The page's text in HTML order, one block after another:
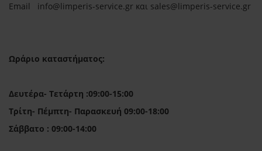
Email info@limperis-service.gr και sales@limperis-service.gr
Ωράριο καταστήματος:
Δευτέρα- Τετάρτη :09:00-15:00
Τρίτη- Πέμπτη- Παρασκευή 09:00-18:00
Σάββατο : 09:00-14:00